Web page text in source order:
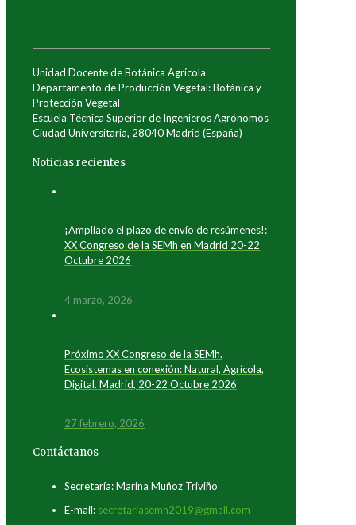
Unidad Docente de Botánica Agrícola
Departamento de Producción Vegetal: Botánica y
Protección Vegetal
Escuela Técnica Superior de Ingenieros Agrónomos
Ciudad Universitaria, 28040 Madrid (España)
Noticias recientes
¡Ampliado el plazo de envío de resúmenes!:
XX Congreso de la SEMh en Madrid 20-22
Octubre 2026
4 marzo, 2026
Próximo XX Congreso de la SEMh.
Ecosistemas en conexión: Natural, Agrícola,
Digital. Madrid, 20-22 Octubre 2026
27 febrero, 2026
Contáctanos
Secretaría: Marina Muñoz Triviño
E-mail: secretariasemh2019@gmail.com